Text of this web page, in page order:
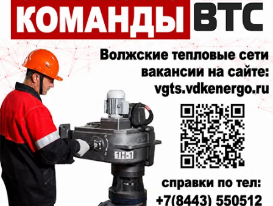
Волжского страдают из‑за ежедневных
отключений холодной воды
Отключение холодной воды не по плану